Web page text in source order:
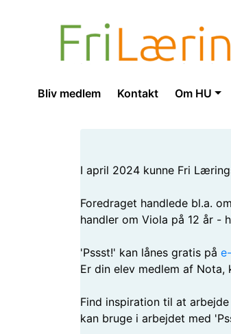
Bliv medlem Kontakt Om HU
I april 2024 kunne Fri
Foredraget handlede bl.a.
handler om Viola på 12 år -
'Pssst!' kan lånes gratis på
Er din elev medlem af Nota,
Find inspiration til at
kan bruge i arbejdet med